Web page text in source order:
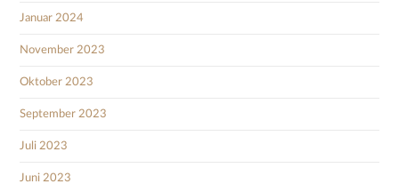
Januar 2024
November 2023
Oktober 2023
September 2023
Juli 2023
Juni 2023